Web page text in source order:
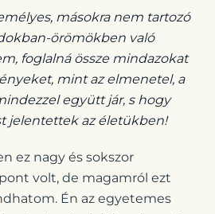
másokra nem tartozó
örömökben való
foglalná össze mindazokat
mint az elmenetel, a
együtt jár, s hogy
jelentettek az életükben!
ez nagy és sokszor
volt, de magamról ezt
Én az egyetemes